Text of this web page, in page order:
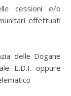
cessioni e/o
effettuati
delle Dogane
E.D.I. oppure